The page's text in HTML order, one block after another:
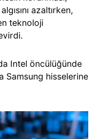
azaltırken,
teknoloji
Intel öncülüğünde
Samsung hisselerine